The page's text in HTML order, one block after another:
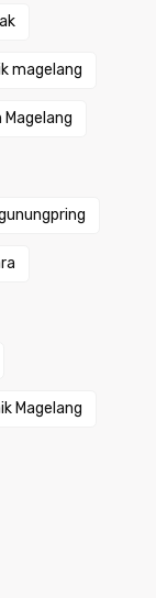
magelang
Magelang
Magelang